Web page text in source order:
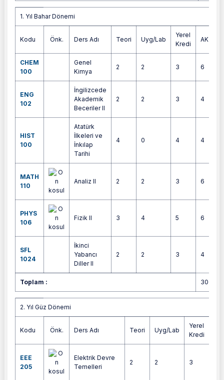
1. Yıl Bahar Dönemi
1. Yıl Bahar Dönemi
Kodu Önk. Ders Adı Teori Uyg/Lab
Yerel
Kredi
AKTS
CHEM
100
Genel
Kimya
2 2 3 6
ENG
102
İngilizcede
Akademik
Beceriler II
2 2 3 4
HIST
100
Atatürk
İlkeleri ve
İnkılap
Tarihi
4 0 4 4
MATH
110
Analiz II 2 2 3 6
PHYS
106
Fizik II 3 4 5 6
SFL
1024
İkinci
Yabancı
Diller II
2 2 3 4
Toplam : 30
2. Yıl Güz Dönemi
2. Yıl Güz Dönemi
Kodu Önk. Ders Adı Teori Uyg/Lab
Yerel
Kredi
EEE
205
Elektrik Devre
Temelleri
2 2 3